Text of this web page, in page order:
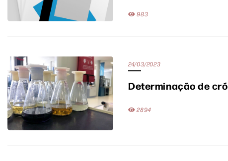
983
24/03/2023
Determinação de
2894